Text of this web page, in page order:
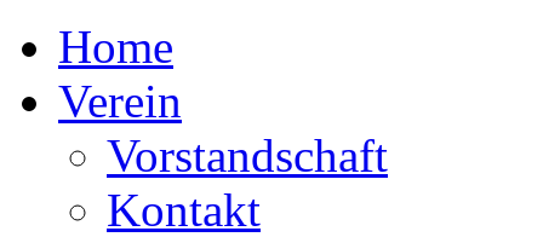
Home
Verein
Vorstandschaft
Kontakt